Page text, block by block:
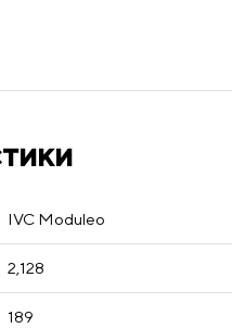
IVC Moduleo
2,128
189